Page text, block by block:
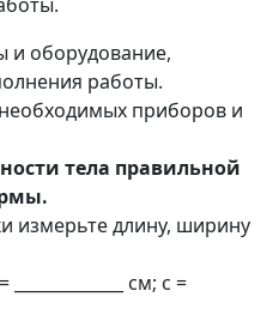
и оборудование,
работы.
приборов и
тела правильной
измерьте длину, ширину
_____________ см; c =